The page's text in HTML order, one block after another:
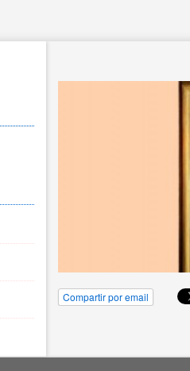
Compartir por email